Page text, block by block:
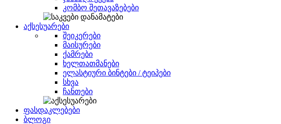
კომბო შეთავაზებები
აქსესუარები
შეიკერები
მაისურები
ქამრები
ხელთათმანები
ელასტიური ბინტები / ტეიპები
სხვა
ჩანთები
ფასდაკლებები
ბლოგი